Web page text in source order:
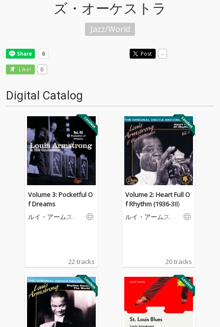
ズ・オーケストラ
Jazz/World
Post -
Like! 0
Digital Catalog
Volume 3: Pocketful O
f Dreams
ルイ・アームスト
22 tracks
Volume 2: Heart Full O
f Rhythm (1936-38)
ルイ・アームスト
20 tracks